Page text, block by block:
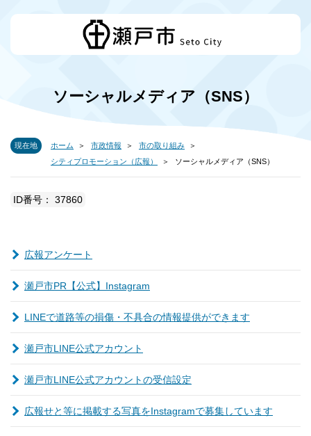
ソーシャルメディア（SNS）
現在地 ホーム 市政情報
市の取り組み
シティプロモーション（広報）
ソーシャルメディア（SNS）
ID番号： 37860
広報アンケート
瀬戸市PR【公式】Instagram
LINEで道路等の損傷・不具合の情報提供ができます
瀬戸市LINE公式アカウント
瀬戸市LINE公式アカウントの受信設定
広報せと等に掲載する写真をInstagramで募集しています